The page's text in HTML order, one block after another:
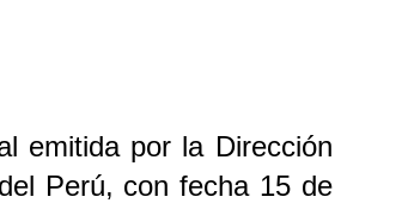
emitida por la Dirección
Perú, con fecha 15 de